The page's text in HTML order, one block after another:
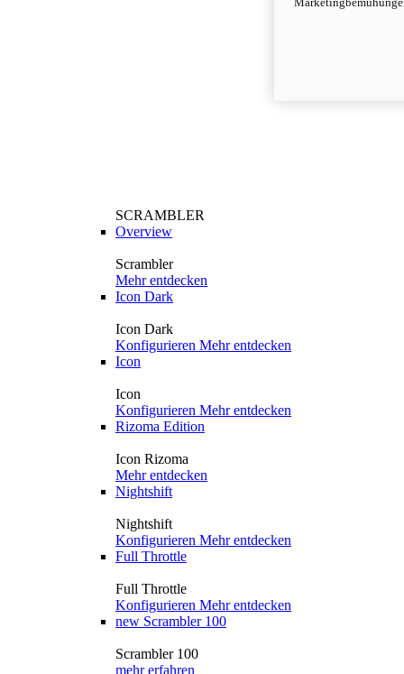
SCRAMBLER
Overview
Scrambler
Mehr entdecken
Icon Dark
Icon Dark
Konfigurieren Mehr entdecken
Icon
Icon
Konfigurieren Mehr entdecken
Rizoma Edition
Icon Rizoma
Mehr entdecken
Nightshift
Nightshift
Konfigurieren Mehr entdecken
Full Throttle
Full Throttle
Konfigurieren Mehr entdecken
new Scrambler 100
Scrambler 100
mehr erfahren